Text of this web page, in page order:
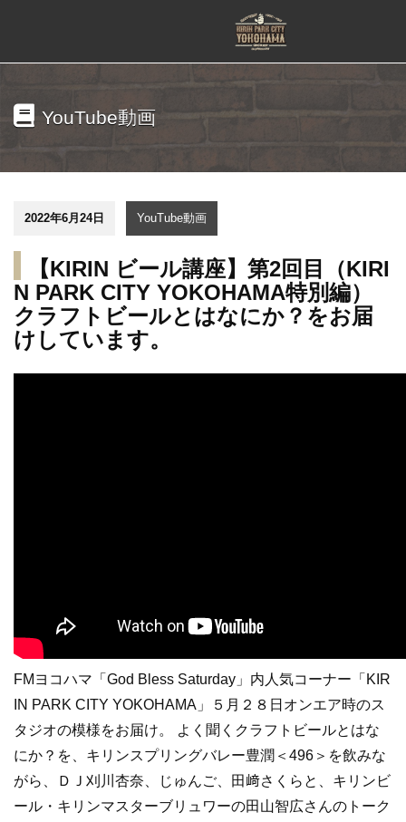
YouTube動画
2022年6月24日 YouTube動画
【KIRIN ビール講座】第2回目（KIRI
N PARK CITY YOKOHAMA特別編）
クラフトビールとはなにか？をお届
けしています。
FMヨコハマ「God Bless Saturday」内人気コーナー「KIR
IN PARK CITY YOKOHAMA」５月２８日オンエア時のス
タジオの模様をお届け。 よく聞くクラフトビールとはな
にか？を、キリンスプリングバレー豊潤＜496＞を飲みな
がら、ＤＪ刈川杏奈、じゅんご、田﨑さくらと、キリンビ
ール・キリンマスターブリュワーの田山智広さんのトーク